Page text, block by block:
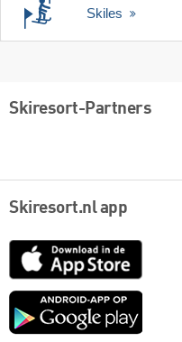
Skiles
Skiresort-Partners
Skiresort.nl app
App
Google